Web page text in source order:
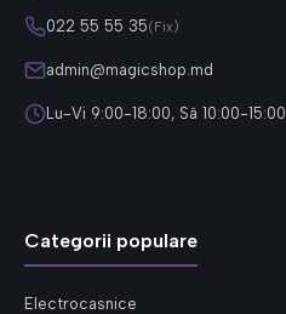
022 55 55 35(Fix)
admin@magicshop.md
Lu-Vi 9:00-18:00, Sâ 10:00-15:00
Categorii populare
Electrocasnice